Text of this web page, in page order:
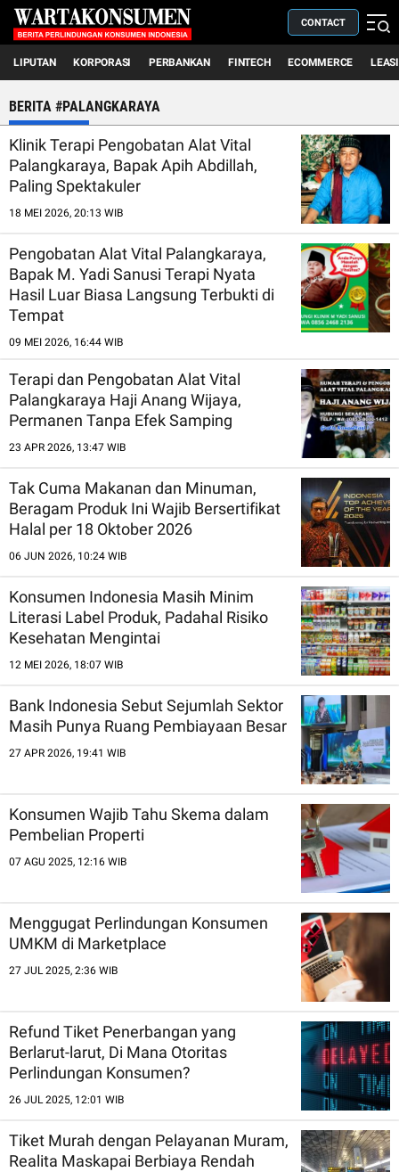
CONTACT
LIPUTAN KORPORASI PERBANKAN FINTECH ECOMMERCE
BERITA #PALANGKARAYA
Klinik Terapi Pengobatan Alat Vital
Palangkaraya, Bapak Apih Abdillah,
Paling Spektakuler
18 MEI 2026, 20:13 WIB
Pengobatan Alat Vital Palangkaraya,
Bapak M. Yadi Sanusi Terapi Nyata
Hasil Luar Biasa Langsung Terbukti di
Tempat
09 MEI 2026, 16:44 WIB
Terapi dan Pengobatan Alat Vital
Palangkaraya Haji Anang Wijaya,
Permanen Tanpa Efek Samping
23 APR 2026, 13:47 WIB
Tak Cuma Makanan dan Minuman,
Beragam Produk Ini Wajib Bersertifikat
Halal per 18 Oktober 2026
06 JUN 2026, 10:24 WIB
Konsumen Indonesia Masih Minim
Literasi Label Produk, Padahal Risiko
Kesehatan Mengintai
12 MEI 2026, 18:07 WIB
Bank Indonesia Sebut Sejumlah Sektor
Masih Punya Ruang Pembiayaan Besar
27 APR 2026, 19:41 WIB
Konsumen Wajib Tahu Skema dalam
Pembelian Properti
07 AGU 2025, 12:16 WIB
Menggugat Perlindungan Konsumen
UMKM di Marketplace
27 JUL 2025, 2:36 WIB
Refund Tiket Penerbangan yang
Berlarut-larut, Di Mana Otoritas
Perlindungan Konsumen?
26 JUL 2025, 12:01 WIB
Tiket Murah dengan Pelayanan Muram,
Realita Maskapai Berbiaya Rendah